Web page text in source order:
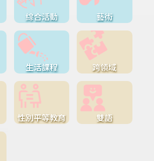
綜合活動 藝術
生活課程 跨領域
性別平等教育 雙語